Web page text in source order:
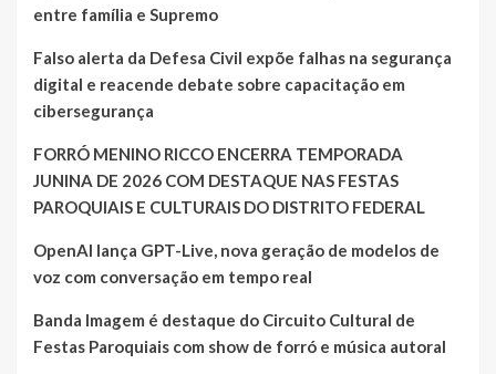
entre família e Supremo
Falso alerta da Defesa Civil expõe falhas na segurança
digital e reacende debate sobre capacitação em
cibersegurança
FORRÓ MENINO RICCO ENCERRA TEMPORADA
JUNINA DE 2026 COM DESTAQUE NAS FESTAS
PAROQUIAIS E CULTURAIS DO DISTRITO FEDERAL
OpenAI lança GPT-Live, nova geração de modelos de
voz com conversação em tempo real
Banda Imagem é destaque do Circuito Cultural de
Festas Paroquiais com show de forró e música autoral